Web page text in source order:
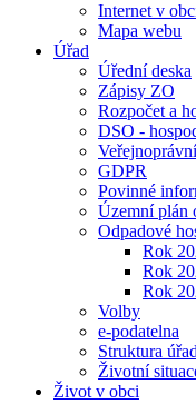
Internet v
Mapa webu
Úřad
Úřední deska
Zápisy ZO
Rozpočet a
DSO -
GDPR
Povinné
Územní plán
Odpadové
Rok
Rok
Rok
Volby
e-podatelna
Struktura
Životní
Život v obci